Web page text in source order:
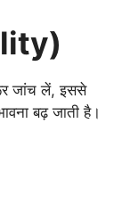
जांच लें, इससे
बढ़ जाती है।